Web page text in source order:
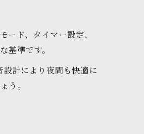
ド、タイマー設定、
準です。
計により夜間も快適に
う。